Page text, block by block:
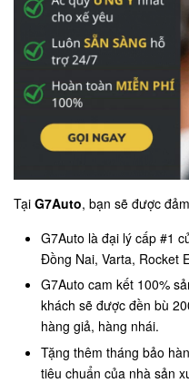
Tại G7Auto, bạn sẽ được
G7Auto là đại lý cấp #1
Đồng Nai, Varta, Rocket
G7Auto cam kết 100%
khách sẽ được đền bù
hàng giả, hàng nhái.
Tặng thêm tháng bảo
tiêu chuẩn của nhà sản